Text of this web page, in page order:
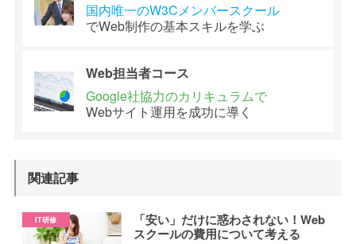
国内唯一のW3Cメンバースクール
でWeb制作の基本スキルを学ぶ
Web担当者コース
Google社協力のカリキュラムで
Webサイト運用を成功に導く
関連記事
「安い」だけに惑わされない！Web
スクールの費用について考える